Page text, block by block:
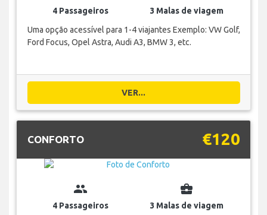
4 Passageiros
3 Malas de viagem
Uma opção acessível para 1-4 viajantes Exemplo: VW Golf,
Ford Focus, Opel Astra, Audi A3, BMW 3, etc.
VER...
CONFORTO €120
group
4 Passageiros
business_center
3 Malas de viagem